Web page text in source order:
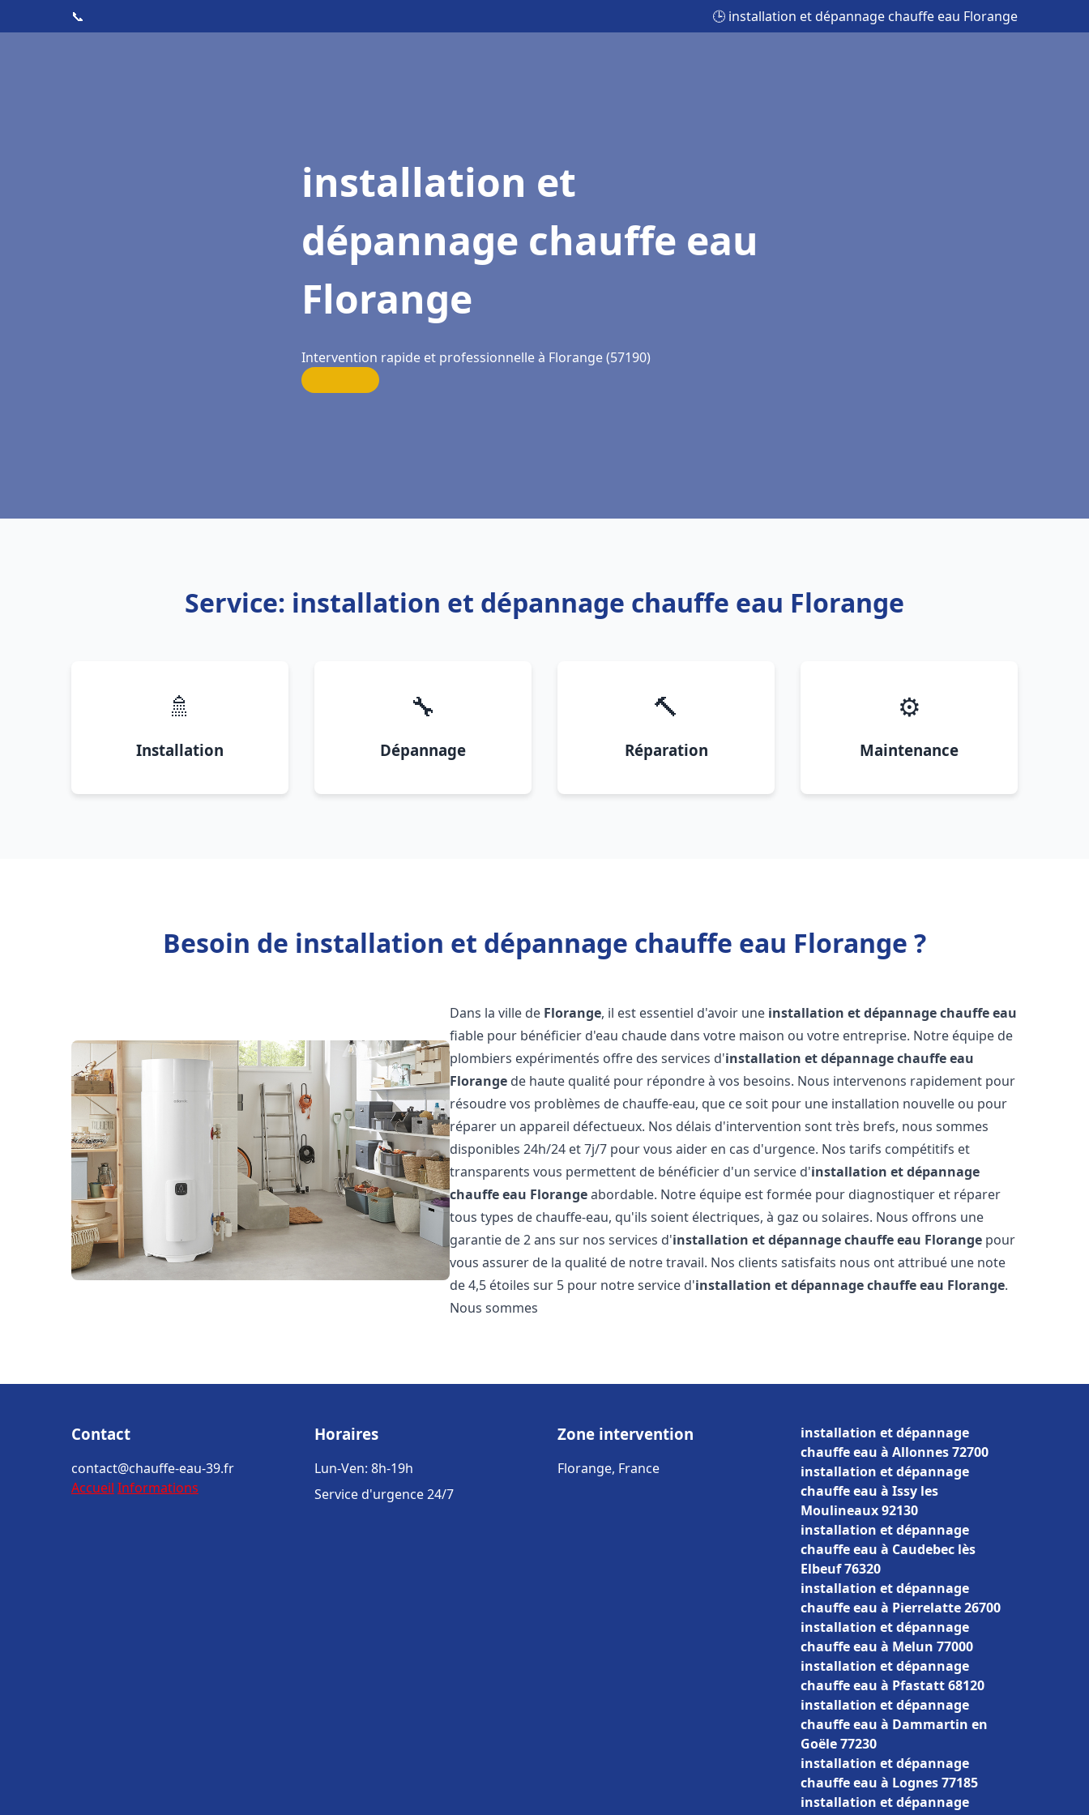
📞 🕒 installation et dépannage chauffe eau Florange
installation et
dépannage chauffe eau
Florange
Intervention rapide et professionnelle à Florange (57190)
Service: installation et dépannage chauffe eau Florange
🚿
Installation
🔧
Dépannage
🔨
Réparation
⚙️
Maintenance
Besoin de installation et dépannage chauffe eau Florange ?
Dans la ville de Florange, il est essentiel d'avoir une installation et dépannage chauffe eau
fiable pour bénéficier d'eau chaude dans votre maison ou votre entreprise. Notre équipe de
plombiers expérimentés offre des services d'installation et dépannage chauffe eau
Florange de haute qualité pour répondre à vos besoins. Nous intervenons rapidement pour
résoudre vos problèmes de chauffe-eau, que ce soit pour une installation nouvelle ou pour
réparer un appareil défectueux. Nos délais d'intervention sont très brefs, nous sommes
disponibles 24h/24 et 7j/7 pour vous aider en cas d'urgence. Nos tarifs compétitifs et
transparents vous permettent de bénéficier d'un service d'installation et dépannage
chauffe eau Florangeabordable. Notre équipe est formée pour diagnostiquer et réparer
tous types de chauffe-eau, qu'ils soient électriques, à gaz ou solaires. Nous offrons une
garantie de 2 ans sur nos services d'installation et dépannage chauffe eau Florange pour
vous assurer de la qualité de notre travail. Nos clients satisfaits nous ont attribué une note
de 4,5 étoiles sur 5 pour notre service d'installation et dépannage chauffe eau Florange.
Nous sommes
Contact
contact@chauffe-eau-39.fr
Accueil Informations
Horaires
Lun-Ven: 8h-19h
Service d'urgence 24/7
Zone intervention
Florange, France
installation et dépannage
chauffe eau à Allonnes 72700
installation et dépannage
chauffe eau à Issy les
Moulineaux 92130
installation et dépannage
chauffe eau à Caudebec lès
Elbeuf 76320
installation et dépannage
chauffe eau à Pierrelatte 26700
installation et dépannage
chauffe eau à Melun 77000
installation et dépannage
chauffe eau à Pfastatt 68120
installation et dépannage
chauffe eau à Dammartin en
Goële 77230
installation et dépannage
chauffe eau à Lognes 77185
installation et dépannage